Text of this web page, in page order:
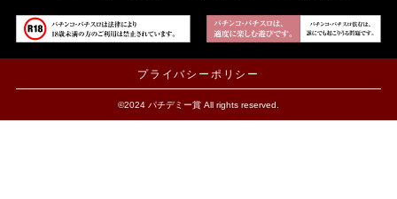
プライバシーポリシー
©2024 パチデミー賞 All rights reserved.